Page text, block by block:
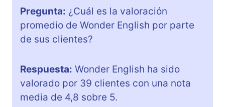
Pregunta: ¿Cuál es la valoración
promedio de Wonder English por parte
de sus clientes?
Respuesta: Wonder English ha sido
valorado por 39 clientes con una nota
media de 4,8 sobre 5.